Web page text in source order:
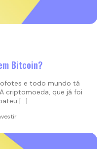
Bitcoin?
e todo mundo tá
criptomoeda, que já foi
[…]